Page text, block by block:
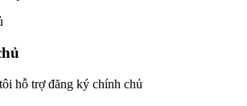
hỗ trợ đăng ký chính chủ